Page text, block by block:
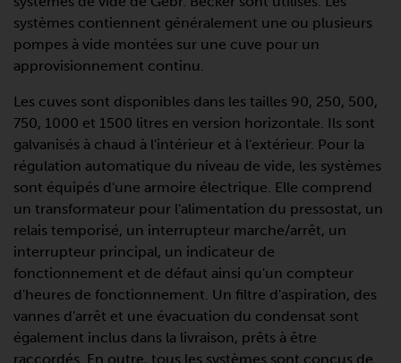
systèmes contiennent généralement une ou plusieurs
pompes à vide montées sur une cuve pour un
approvisionnement continu.
Les cuves sont disponibles dans les tailles 90, 250, 500,
750, 1000 et 1500 litres en version horizontale. Ils sont
galvanisés à chaud à l'intérieur et à l'extérieur. Pour la
régulation automatique du niveau de vide, les systèmes
sont équipés d'une armoire électrique. Elle comprend
un transformateur pour l'alimentation du pressostat, un
relais temporisé, un interrupteur marche/arrêt, un
interrupteur principal, un indicateur de
fonctionnement et de défaut ainsi qu'un compteur
d'heures de fonctionnement. Un filtre d'aspiration, des
vannes d'arrêt et une évacuation du condensat sont
également inclus dans la livraison, prêts à être
raccordés. En outre, tous les systèmes sont conçus de